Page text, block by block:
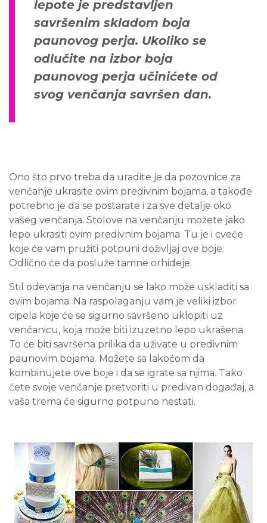
lepote je predstavljen
savršenim skladom boja
paunovog perja. Ukoliko se
odlučite na izbor boja
paunovog perja učinićete od
svog venčanja savršen dan.
Ono što prvo treba da uradite je da pozovnice za
venčanje ukrasite ovim predivnim bojama, a takođe
potrebno je da se postarate i za sve detalje oko
vašeg venčanja. Stolove na venčanju možete jako
lepo ukrasiti ovim predivnim bojama. Tu je i cveće
koje će vam pružiti potpuni doživljaj ove boje.
Odlično će da posluže tamne orhideje.
Stil odevanja na venčanju se lako može uskladiti sa
ovim bojama. Na raspolaganju vam je veliki izbor
cipela koje će se sigurno savršeno uklopiti uz
venčanicu, koja može biti izuzetno lepo ukrašena.
To će biti savršena prilika da uživate u predivnim
paunovim bojama. Možete sa lakoćom da
kombinujete ove boje i da se igrate sa njima. Tako
ćete svoje venčanje pretvoriti u predivan događaj, a
vaša trema će sigurno potpuno nestati.